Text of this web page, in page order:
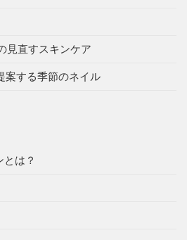
見直すスキンケア
案する季節のネイル
は？